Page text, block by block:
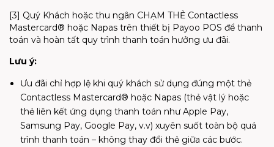
[3] Quý Khách hoặc thu ngân CHẠM THẺ Contactless
Mastercard® hoặc Napas trên thiết bị Payoo POS để thanh
toán và hoàn tất quy trình thanh toán hưởng ưu đãi.
Lưu ý:
Ưu đãi chỉ hợp lệ khi quý khách sử dụng đúng một thẻ
Contactless Mastercard® hoặc Napas (thẻ vật lý hoặc
thẻ liên kết ứng dụng thanh toán như Apple Pay,
Samsung Pay, Google Pay, v.v) xuyên suốt toàn bộ quá
trình thanh toán – không thay đổi thẻ giữa các bước.